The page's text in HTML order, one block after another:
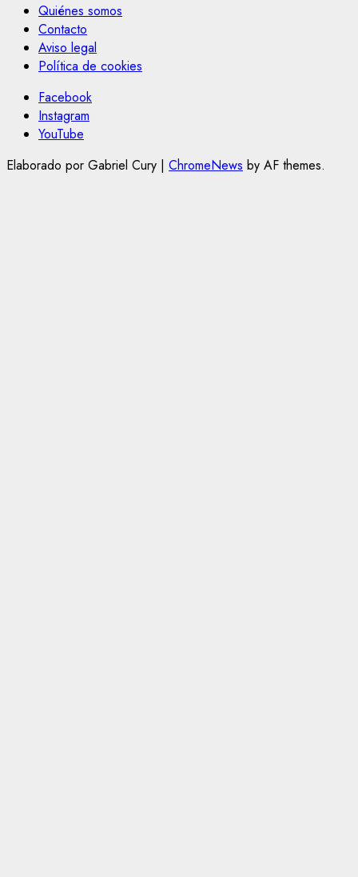
Quiénes somos
Contacto
Aviso legal
Política de cookies
Facebook
Instagram
YouTube
Elaborado por Gabriel Cury | ChromeNews by AF themes.